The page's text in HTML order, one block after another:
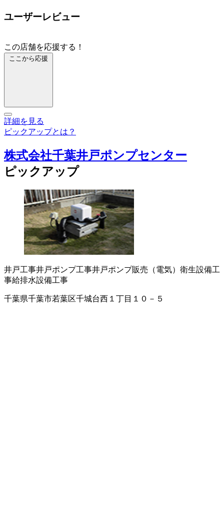
ユーザーレビュー
この店舗を応援する！
ここから応援
詳細を見る
ピックアップとは？
株式会社千葉井戸ポンプセンター
ピックアップ
井戸工事井戸ポンプ工事井戸ポンプ販売（電気） 衛生設備工
事給排水設備工事
千葉県千葉市若葉区千城台西１丁目１０－５